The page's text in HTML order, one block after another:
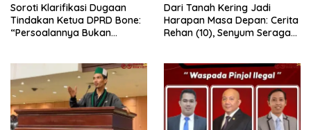
Soroti Klarifikasi Dugaan
Tindakan Ketua DPRD Bone:
“Persoalannya Bukan
Dari Tanah Kering Jadi
Harapan Masa Depan: Cerita
Rehan (10), Senyum Seragam